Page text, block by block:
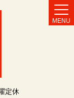
定休
MENU